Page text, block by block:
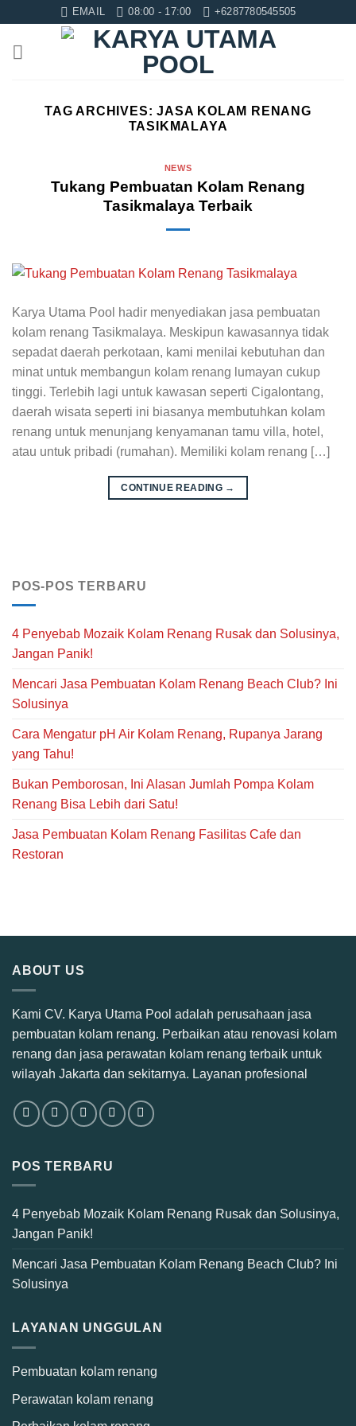
content
EMAIL 08:00 - 17:00 +6287780545505
TAG ARCHIVES:JASA KOLAM RENANG
TASIKMALAYA
NEWS
Tukang Pembuatan Kolam Renang
Tasikmalaya Terbaik
Karya Utama Pool hadir menyediakan jasa pembuatan
kolam renang Tasikmalaya. Meskipun kawasannya tidak
sepadat daerah perkotaan, kami menilai kebutuhan dan
minat untuk membangun kolam renang lumayan cukup
tinggi. Terlebih lagi untuk kawasan seperti Cigalontang,
daerah wisata seperti ini biasanya membutuhkan kolam
renang untuk menunjang kenyamanan tamu villa, hotel,
atau untuk pribadi (rumahan). Memiliki kolam renang […]
CONTINUE READING →
POS-POS TERBARU
4 Penyebab Mozaik Kolam Renang Rusak dan Solusinya,
Jangan Panik!
Mencari Jasa Pembuatan Kolam Renang Beach Club? Ini
Solusinya
Cara Mengatur pH Air Kolam Renang, Rupanya Jarang
yang Tahu!
Bukan Pemborosan, Ini Alasan Jumlah Pompa Kolam
Renang Bisa Lebih dari Satu!
Jasa Pembuatan Kolam Renang Fasilitas Cafe dan
Restoran
ABOUT US
Kami CV. Karya Utama Pool adalah perusahaan jasa
pembuatan kolam renang. Perbaikan atau renovasi kolam
renang dan jasa perawatan kolam renang terbaik untuk
wilayah Jakarta dan sekitarnya. Layanan profesional
POS TERBARU
4 Penyebab Mozaik Kolam Renang Rusak dan Solusinya,
Jangan Panik!
Mencari Jasa Pembuatan Kolam Renang Beach Club? Ini
Solusinya
LAYANAN UNGGULAN
Pembuatan kolam renang
Perawatan kolam renang